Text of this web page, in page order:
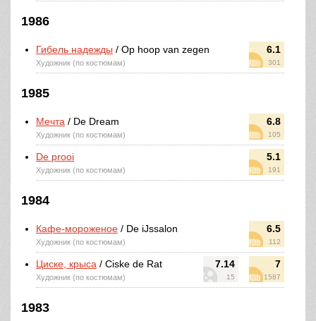
1986
6.1
301
Гибель надежды / Op hoop van zegen
Художник (по костюмам)
1985
6.8
105
Мечта / De Dream
Художник (по костюмам)
5.1
191
De prooi
Художник (по костюмам)
1984
6.5
112
Кафе-мороженое / De iJssalon
Художник (по костюмам)
7.14
15
7
1587
Циске, крыса / Ciske de Rat
Художник (по костюмам)
1983